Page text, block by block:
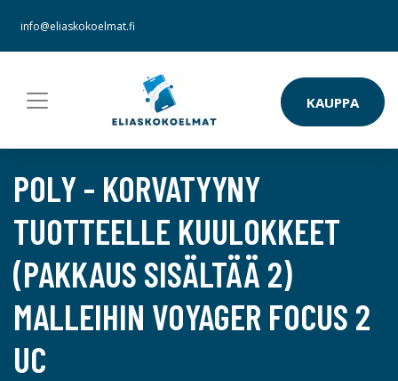
info@eliaskokoelmat.fi
KAUPPA
POLY - KORVATYYNY
TUOTTEELLE KUULOKKEET
(PAKKAUS SISÄLTÄÄ 2)
MALLEIHIN VOYAGER FOCUS 2
UC